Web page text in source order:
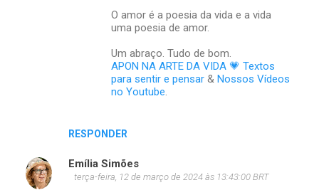
RESPONDER
O amor é a poesia da vida e a vida
uma poesia de amor.
Um abraço. Tudo de bom.
APON NA ARTE DA VIDA 💗 Textos
para sentir e pensar & Nossos Vídeos
no Youtube
Emília Simões
terça-feira, 12 de março de 2024 às 13:43:00 BRT